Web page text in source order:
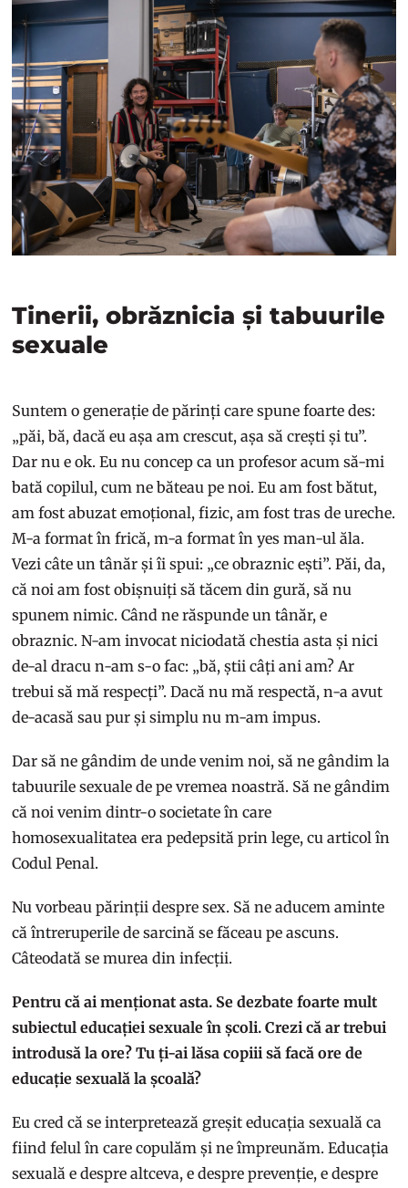
Tinerii, obrăznicia și tabuurile
sexuale
Suntem o generație de părinți care spune foarte des:
„păi, bă, dacă eu așa am crescut, așa să crești și tu”.
Dar nu e ok. Eu nu concep ca un profesor acum să-mi
bată copilul, cum ne băteau pe noi. Eu am fost bătut,
am fost abuzat emoțional, fizic, am fost tras de ureche.
M-a format în frică, m-a format în yes man-ul ăla.
Vezi câte un tânăr și îi spui: „ce obraznic ești”. Păi, da,
că noi am fost obișnuiți să tăcem din gură, să nu
spunem nimic. Când ne răspunde un tânăr, e
obraznic. N-am invocat niciodată chestia asta și nici
de-al dracu n-am s-o fac: „bă, știi câți ani am? Ar
trebui să mă respecți”. Dacă nu mă respectă, n-a avut
de-acasă sau pur și simplu nu m-am impus.
Dar să ne gândim de unde venim noi, să ne gândim la
tabuurile sexuale de pe vremea noastră. Să ne gândim
că noi venim dintr-o societate în care
homosexualitatea era pedepsită prin lege, cu articol în
Codul Penal.
Nu vorbeau părinții despre sex. Să ne aducem aminte
că întreruperile de sarcină se făceau pe ascuns.
Câteodată se murea din infecții.
Pentru că ai menționat asta. Se dezbate foarte mult
subiectul educației sexuale în școli. Crezi că ar trebui
introdusă la ore? Tu ți-ai lăsa copiii să facă ore de
educație sexuală la școală?
Eu cred că se interpretează greșit educația sexuală ca
fiind felul în care copulăm și ne împreunăm. Educația
sexuală e despre altceva, e despre prevenție, e despre